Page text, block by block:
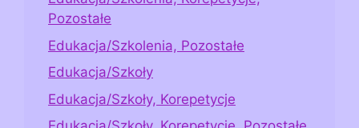
Pozostałe
Edukacja/Szkolenia, Pozostałe
Edukacja/Szkoły
Edukacja/Szkoły, Korepetycje